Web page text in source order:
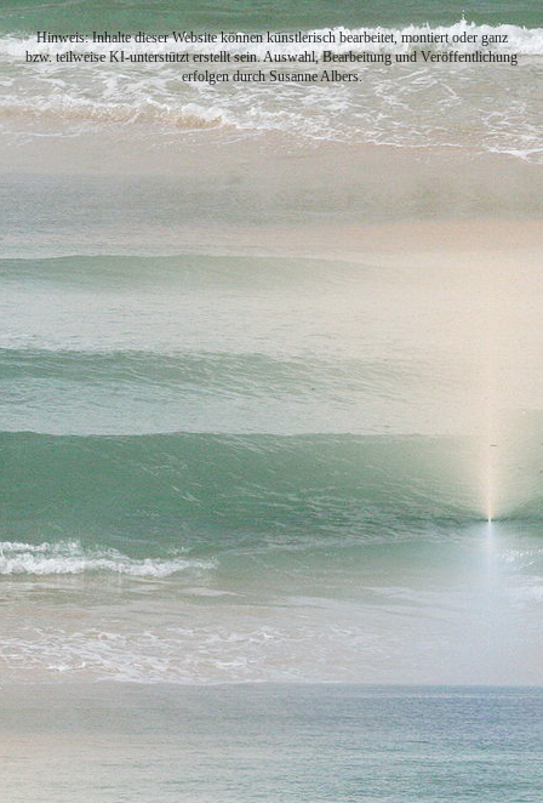
Hinweis: Inhalte dieser Website können künstlerisch bearbeitet, montiert oder ganz
bzw. teilweise KI-unterstützt erstellt sein. Auswahl, Bearbeitung und Veröffentlichung
erfolgen durch Susanne Albers.